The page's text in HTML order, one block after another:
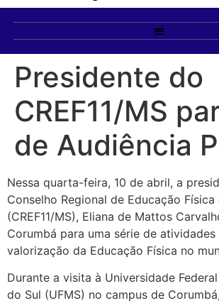
Presidente do
CREF11/MS
de Audiência
Nessa quarta-feira, 10 de abril, a
Conselho Regional de Educação Física
(CREF11/MS), Eliana de Mattos
Corumbá para uma série de atividades
valorização da Educação Física no
Durante a visita à Universidade
do Sul (UFMS) no campus de